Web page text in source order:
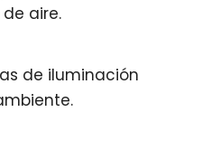
aire.
de iluminación